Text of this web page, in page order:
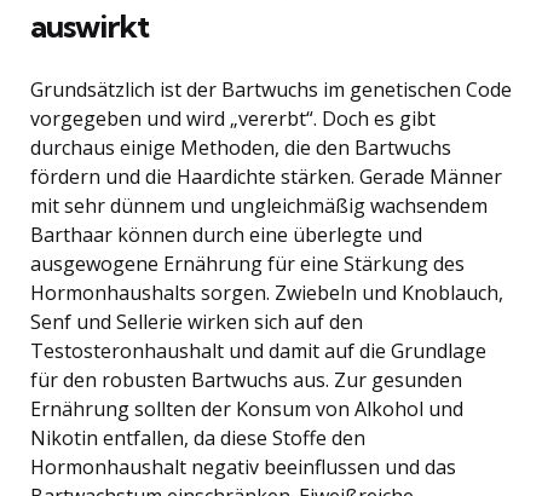
auswirkt
Grundsätzlich ist der Bartwuchs im genetischen Code
vorgegeben und wird „vererbt“. Doch es gibt
durchaus einige Methoden, die den Bartwuchs
fördern und die Haardichte stärken. Gerade Männer
mit sehr dünnem und ungleichmäßig wachsendem
Barthaar können durch eine überlegte und
ausgewogene Ernährung für eine Stärkung des
Hormonhaushalts sorgen. Zwiebeln und Knoblauch,
Senf und Sellerie wirken sich auf den
Testosteronhaushalt und damit auf die Grundlage
für den robusten Bartwuchs aus. Zur gesunden
Ernährung sollten der Konsum von Alkohol und
Nikotin entfallen, da diese Stoffe den
Hormonhaushalt negativ beeinflussen und das